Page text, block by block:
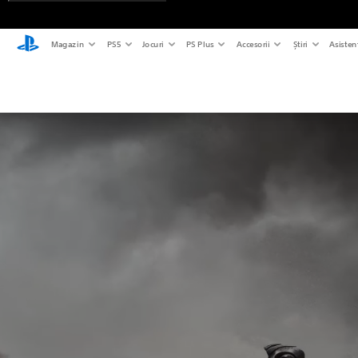
Magazin PS5 Jocuri PS Plus Accesorii Știri